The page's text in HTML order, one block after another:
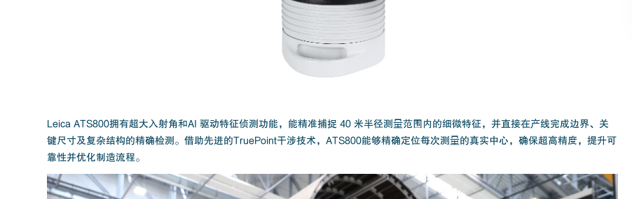
Leica ATS800拥有超大入射角和AI 驱动特征侦测功能，能精准捕捉 40 米半径测量范围内的细微特征，并直接在产线完成边界、关
键尺寸及复杂结构的精确检测。借助先进的TruePoint干涉技术，ATS800能够精确定位每次测量的真实中心，确保超高精度，提升可
靠性并优化制造流程。